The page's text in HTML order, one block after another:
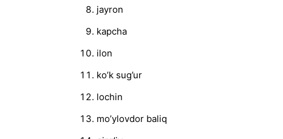
jayron
kapcha
ilon
ko’k sug’ur
lochin
mo’ylovdor baliq